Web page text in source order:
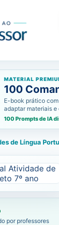
MATERIAL
100
E-book prático
adaptar materiais
100 Prompts de IA
de Língua
por professores